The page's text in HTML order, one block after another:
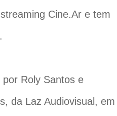
Cine.Ar e tem
Roly Santos e
da Laz Audiovisual, em